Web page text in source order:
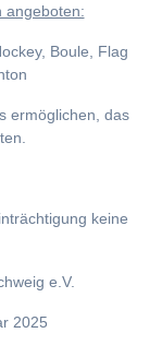
angeboten:
Boule, Flag
ermöglichen, das
keine
e.V.
2025